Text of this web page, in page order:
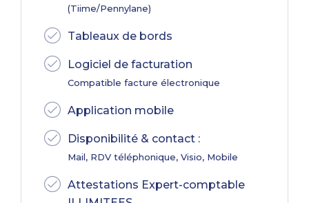
(Tiime/Pennylane)
Tableaux de bords
Logiciel de facturation
Compatible facture électronique
Application mobile
Disponibilité & contact :
Mail, RDV téléphonique, Visio, Mobile
Attestations Expert-comptable